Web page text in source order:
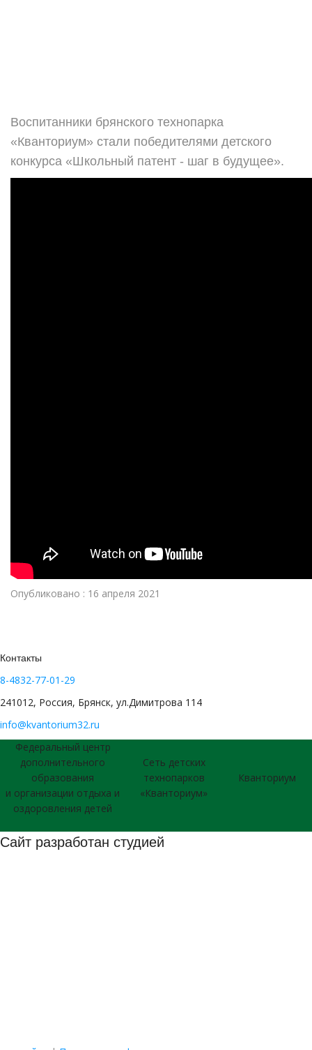
Воспитанники брянского технопарка
«Кванториум» стали победителями детского
конкурса «Школьный патент - шаг в будущее».
Опубликовано : 16 апреля 2021
Контакты
8-4832-77-01-29
241012, Россия, Брянск, ул.Димитрова 114
info@kvantorium32.ru
Федеральный центр
дополнительного
образования
и организации отдыха и
оздоровления детей
Сеть детских
технопарков
«Кванториум»
Кванториум
Сайт разработан студией